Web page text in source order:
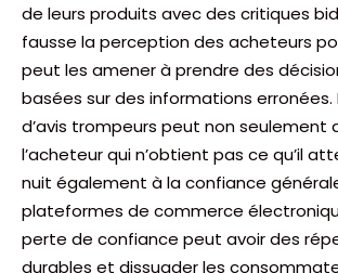
de leurs produits avec des critiques
fausse la perception des acheteurs
peut les amener à prendre des
basées sur des informations erronées.
d’avis trompeurs peut non seulement
l’acheteur qui n’obtient pas ce qu’il
nuit également à la confiance
plateformes de commerce
perte de confiance peut avoir des
durables et dissuader les